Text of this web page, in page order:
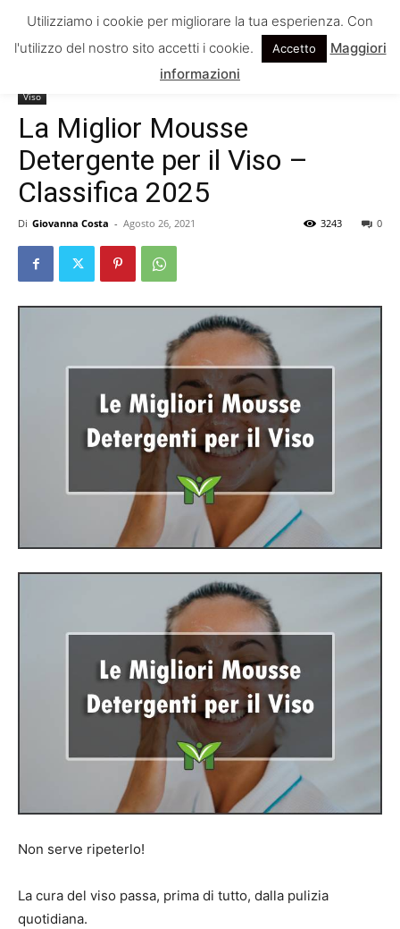
Viso
La Miglior Mousse
Detergente per il Viso –
Classifica 2025
Di Giovanna Costa - Agosto 26, 2021 0
3243
Non serve ripeterlo!
La cura del viso passa, prima di tutto, dalla pulizia
quotidiana.
Utilizziamo i cookie per migliorare la tua esperienza. Con
l'utilizzo del nostro sito accetti i cookie.
Accetto
Maggiori
informazioni